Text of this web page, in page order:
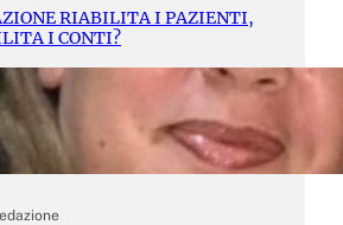
RIABILITA I PAZIENTI,
I CONTI?